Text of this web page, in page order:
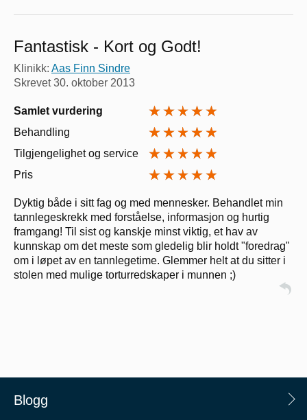
Fantastisk - Kort og Godt!
Klinikk: Aas Finn Sindre
Skrevet30. oktober 2013
Samlet vurdering
Behandling
Tilgjengelighet og service
Pris
Dyktig både i sitt fag og med mennesker. Behandlet min
tannlegeskrekk med forståelse, informasjon og hurtig
framgang! Til sist og kanskje minst viktig, et hav av
kunnskap om det meste som gledelig blir holdt "foredrag"
om i løpet av en tannlegetime. Glemmer helt at du sitter i
stolen med mulige torturredskaper i munnen ;)
Blogg